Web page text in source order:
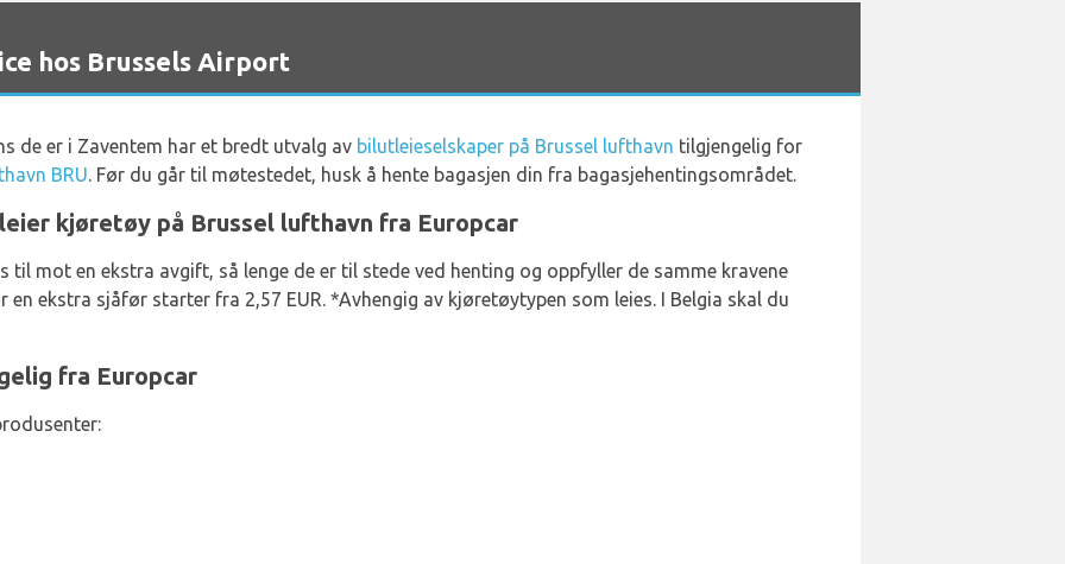
hos Brussels Airport
de er i Zaventem har et bredt utvalg av bilutleieselskaper på Brussel lufthavn tilgjengelig for
BRU. Før du går til møtestedet, husk å hente bagasjen din fra bagasjehentingsområdet.
kjøretøy på Brussel lufthavn fra Europcar
til mot en ekstra avgift, så lenge de er til stede ved henting og oppfyller de samme kravene
ekstra sjåfør starter fra 2,57 EUR. *Avhengig av kjøretøytypen som leies. I Belgia skal du
fra Europcar